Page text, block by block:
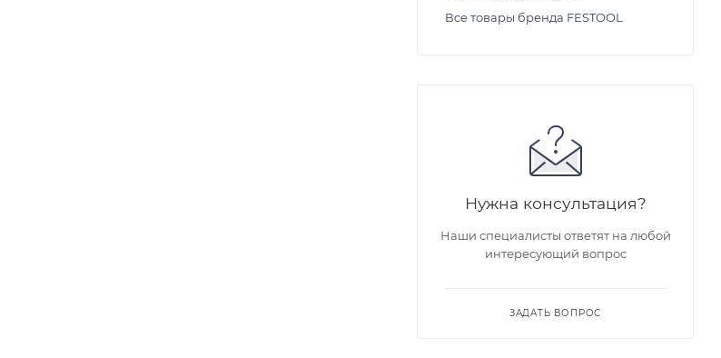
Все товары бренда FESTOOL
Нужна консультация?
Наши специалисты ответят на любой
интересующий вопрос
ЗАДАТЬ ВОПРОС